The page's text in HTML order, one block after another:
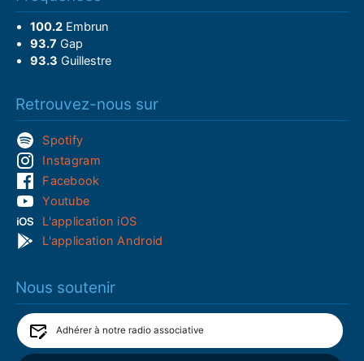
100.2Embrun
93.7 Gap
93.3 Guillestre
Retrouvez-nous sur
Spotify
Instagram
Facebook
Youtube
L'application iOS
L'application Android
Nous soutenir
Adhérer à notre radio associative